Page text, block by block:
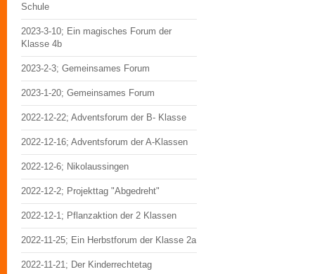
Schule
2023-3-10; Ein magisches Forum der
Klasse 4b
2023-2-3; Gemeinsames Forum
2023-1-20; Gemeinsames Forum
2022-12-22; Adventsforum der B- Klasse
2022-12-16; Adventsforum der A-Klassen
2022-12-6; Nikolaussingen
2022-12-2; Projekttag "Abgedreht"
2022-12-1; Pflanzaktion der 2 Klassen
2022-11-25; Ein Herbstforum der Klasse 2a
2022-11-21; Der Kinderrechtetag